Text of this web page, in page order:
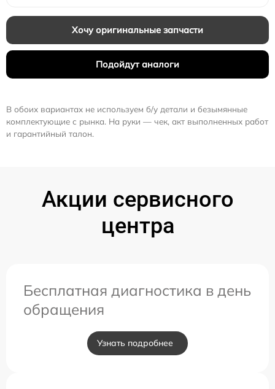
Хочу оригинальные запчасти
Подойдут аналоги
В обоих вариантах не используем б/у детали и безымянные
комплектующие с рынка. На руки — чек, акт выполненных работ
и гарантийный талон.
Акции сервисного
центра
Бесплатная диагностика в день
обращения
Узнать подробнее